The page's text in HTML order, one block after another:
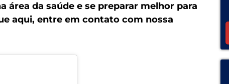
área da saúde e se preparar melhor para
aqui, entre em contato com nossa